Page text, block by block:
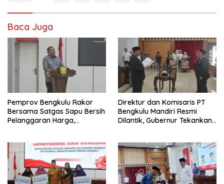
Baca Juga
Pemprov Bengkulu Rakor
Bersama Satgas Sapu Bersih
Pelanggaran Harga,
Masih Jadi Sorotan
Direktur dan Komisaris PT
Bengkulu Mandiri Resmi
Dilantik, Gubernur Tekankan